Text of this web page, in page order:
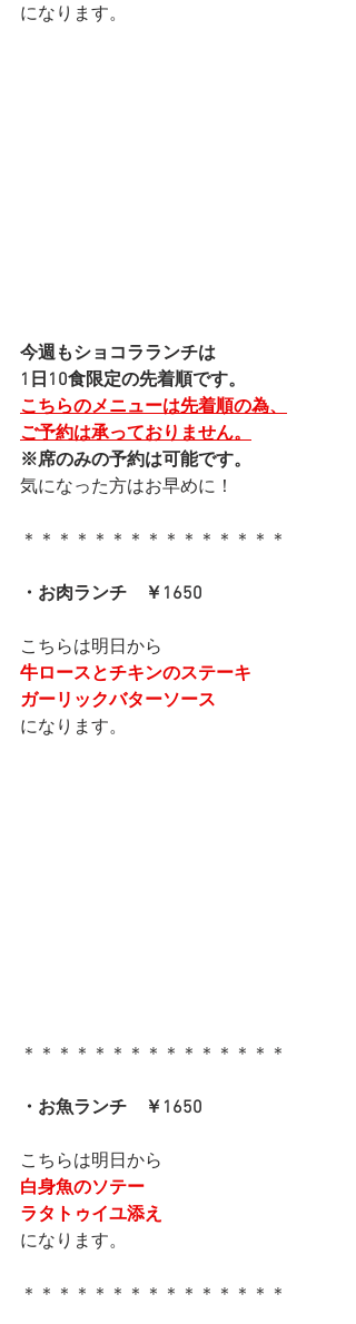
になります。
今週もショコラランチは
1日10食限定の先着順です。
こちらのメニューは先着順の為、
ご予約は承っておりません。
※席のみの予約は可能です。
気になった方はお早めに！
＊＊＊＊＊＊＊＊＊＊＊＊＊＊＊
・お肉ランチ　￥1650
こちらは明日から
牛ロースとチキンのステーキ
ガーリックバターソース
になります。
＊＊＊＊＊＊＊＊＊＊＊＊＊＊＊
・お魚ランチ　￥1650
こちらは明日から
白身魚のソテー
ラタトゥイユ添え
になります。
＊＊＊＊＊＊＊＊＊＊＊＊＊＊＊